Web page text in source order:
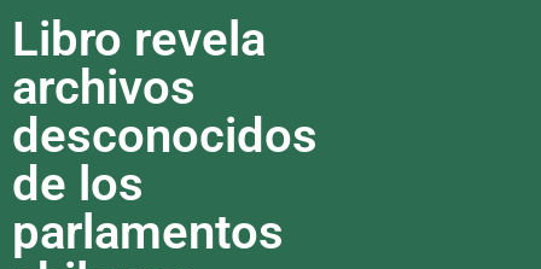
Libro revela
archivos
desconocidos
de los
parlamentos